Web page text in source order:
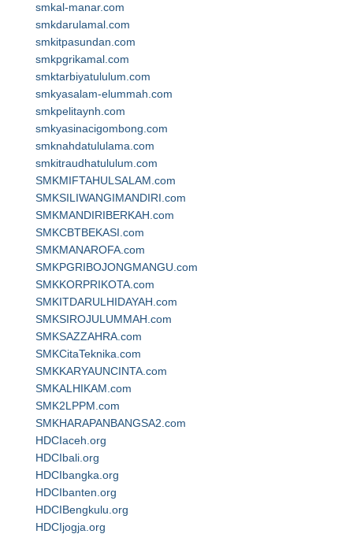
smkal-manar.com
smkdarulamal.com
smkitpasundan.com
smkpgrikamal.com
smktarbiyatululum.com
smkyasalam-elummah.com
smkpelitaynh.com
smkyasinacigombong.com
smknahdatululama.com
smkitraudhatululum.com
SMKMIFTAHULSALAM.com
SMKSILIWANGIMANDIRI.com
SMKMANDIRIBERKAH.com
SMKCBTBEKASI.com
SMKMANAROFA.com
SMKPGRIBOJONGMANGU.com
SMKKORPRIKOTA.com
SMKITDARULHIDAYAH.com
SMKSIROJULUMMAH.com
SMKSAZZAHRA.com
SMKCitaTeknika.com
SMKKARYAUNCINTA.com
SMKALHIKAM.com
SMK2LPPM.com
SMKHARAPANBANGSA2.com
HDCIaceh.org
HDCIbali.org
HDCIbangka.org
HDCIbanten.org
HDCIBengkulu.org
HDCIjogja.org